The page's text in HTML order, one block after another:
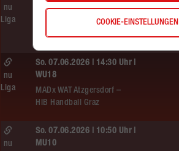
WU12
MADx WAT Atzgersdorf –
HC LINZ AG Ladies
nu
Liga
So. 07.06.2026 | 14:30 Uhr |
WU18
MADx WAT Atzgersdorf –
HIB Handball Graz
nu
Liga
So. 07.06.2026 | 10:50 Uhr |
MU10
nu
COOKIE-EINSTELLUNGEN